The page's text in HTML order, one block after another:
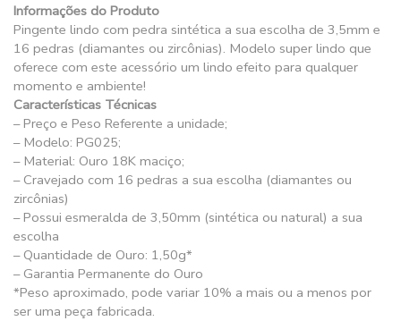
Informações do Produto
Pingente lindo com pedra sintética a sua escolha de 3,5mm e
16 pedras (diamantes ou zircônias). Modelo super lindo que
oferece com este acessório um lindo efeito para qualquer
momento e ambiente!
Características Técnicas
– Preço e Peso Referente a unidade;
– Modelo: PG025;
– Material: Ouro 18K maciço;
– Cravejado com 16 pedras a sua escolha (diamantes ou
zircônias)
– Possui esmeralda de 3,50mm (sintética ou natural) a sua
escolha
– Quantidade de Ouro: 1,50g*
– Garantia Permanente do Ouro
*Peso aproximado, pode variar 10% a mais ou a menos por
ser uma peça fabricada.